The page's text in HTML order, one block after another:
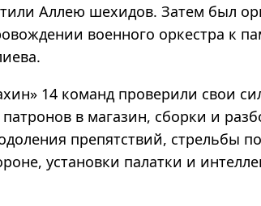
Аллею шехидов. Затем был
военного оркестра к
» 14 команд проверили свои
в магазин, сборки и
препятствий, стрельбы
установки палатки и